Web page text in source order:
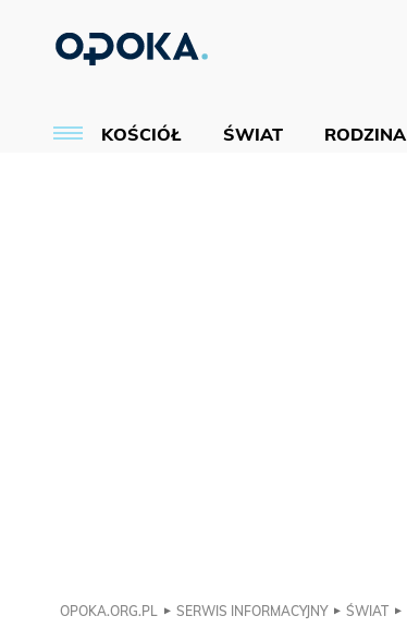
KOŚCIÓŁ ŚWIAT RODZINA
OPOKA.ORG.PL SERWIS INFORMACYJNY ŚWIAT